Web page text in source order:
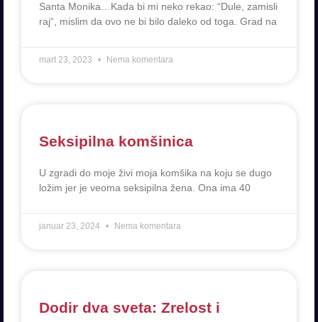
Santa Monika…Kada bi mi neko rekao: “Dule, zamisli
raj“, mislim da ovo ne bi bilo daleko od toga. Grad na
mart 23, 2023 Nema komentara
Seksipilna komšinica
U zgradi do moje živi moja komšika na koju se dugo
ložim jer je veoma seksipilna žena. Ona ima 40
januar 23, 2024 Nema komentara
Dodir dva sveta: Zrelost i